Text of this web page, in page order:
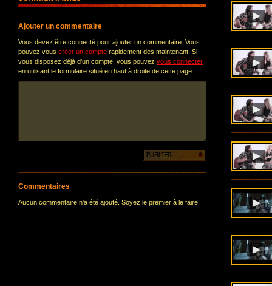
Ajouter un commentaire
Vous devez être connecté pour ajouter un commentaire. Vous
pouvez vous créer un compte rapidement dès maintenant. Si
vous disposez déjà d'un compte, vous pouvez vous connecter
en utilisant le formulaire situé en haut à droite de cette page.
Commentaires
Aucun commentaire n'a été ajouté. Soyez le premier à le faire!